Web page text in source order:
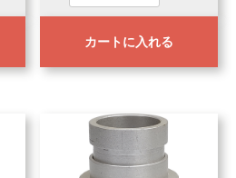
カートに入れる